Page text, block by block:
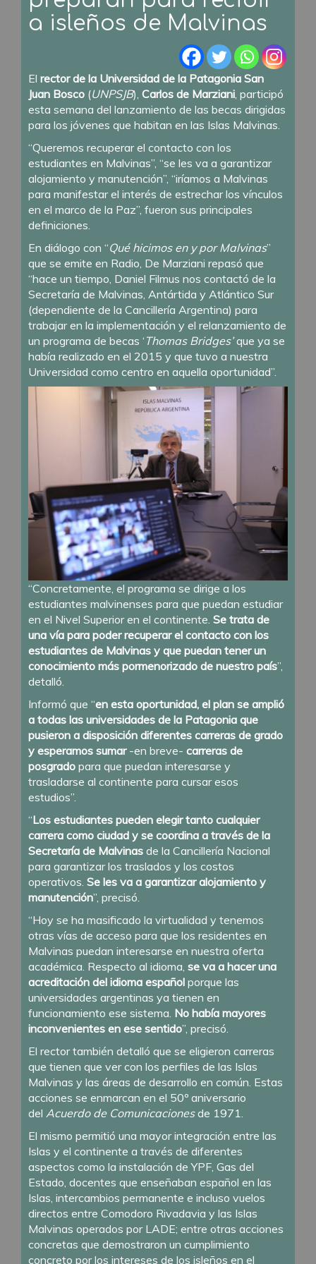
a isleños de Malvinas
El rector de la Universidad de la Patagonia San
Juan Bosco (UNPSJB), Carlos de Marziani, participó
esta semana del lanzamiento de las becas dirigidas
para los jóvenes que habitan en las Islas Malvinas.
“Queremos recuperar el contacto con los
estudiantes en Malvinas”, “se les va a garantizar
alojamiento y manutención”, “iríamos a Malvinas
para manifestar el interés de estrechar los vínculos
en el marco de la Paz”, fueron sus principales
definiciones.
En diálogo con “Qué hicimos en y por Malvinas”
que se emite en Radio, De Marziani repasó que
“hace un tiempo, Daniel Filmus nos contactó de la
Secretaría de Malvinas, Antártida y Atlántico Sur
(dependiente de la Cancillería Argentina) para
trabajar en la implementación y el relanzamiento de
un programa de becas ‘ Thomas Bridges’que ya se
había realizado en el 2015 y que tuvo a nuestra
Universidad como centro en aquella oportunidad”.
“Concretamente, el programa se dirige a los
estudiantes malvinenses para que puedan estudiar
en el Nivel Superior en el continente. Se trata de
una vía para poder recuperar el contacto con los
estudiantes de Malvinas y que puedan tener un
conocimiento más pormenorizado de nuestro país”,
detalló.
Informó que “en esta oportunidad, el plan se amplió
a todas las universidades de la Patagonia que
pusieron a disposición diferentes carreras de grado
y esperamos sumar -en breve- carreras de
posgrado para que puedan interesarse y
trasladarse al continente para cursar esos
estudios”.
“Los estudiantes pueden elegir tanto cualquier
carrera como ciudad y se coordina a través de la
Secretaría de Malvinas de la Cancillería Nacional
para garantizar los traslados y los costos
operativos. Se les va a garantizar alojamiento y
manutención”, precisó.
“Hoy se ha masificado la virtualidad y tenemos
otras vías de acceso para que los residentes en
Malvinas puedan interesarse en nuestra oferta
académica. Respecto al idioma, se va a hacer una
acreditación del idioma español porque las
universidades argentinas ya tienen en
funcionamiento ese sistema. No había mayores
inconvenientes en ese sentido”, precisó.
El rector también detalló que se eligieron carreras
que tienen que ver con los perfiles de las Islas
Malvinas y las áreas de desarrollo en común. Estas
acciones se enmarcan en el 50º aniversario
del Acuerdo de Comunicacionesde 1971.
El mismo permitió una mayor integración entre las
Islas y el continente a través de diferentes
aspectos como la instalación de YPF, Gas del
Estado, docentes que enseñaban español en las
Islas, intercambios permanente e incluso vuelos
directos entre Comodoro Rivadavia y las Islas
Malvinas operados por LADE; entre otras acciones
concretas que demostraron un cumplimiento
concreto por los intereses de los isleños en el